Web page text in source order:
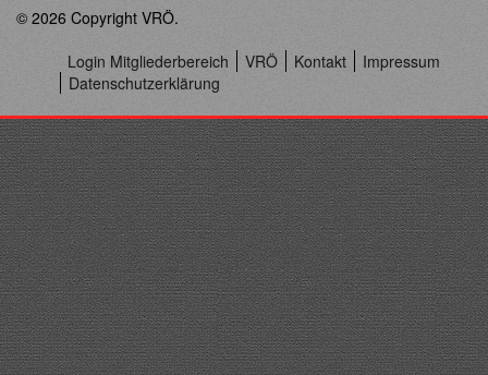
© 2026 Copyright VRÖ.
Login Mitgliederbereich
VRÖ Kontakt
Impressum
Datenschutzerklärung